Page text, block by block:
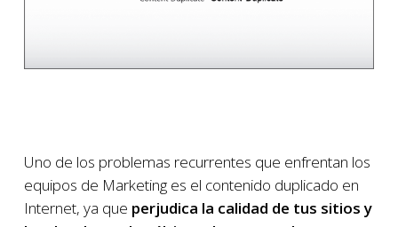
Uno de los problemas recurrentes que enfrentan los
equipos de Marketing es el contenido duplicado en
Internet, ya que perjudica la calidad de tus sitios y